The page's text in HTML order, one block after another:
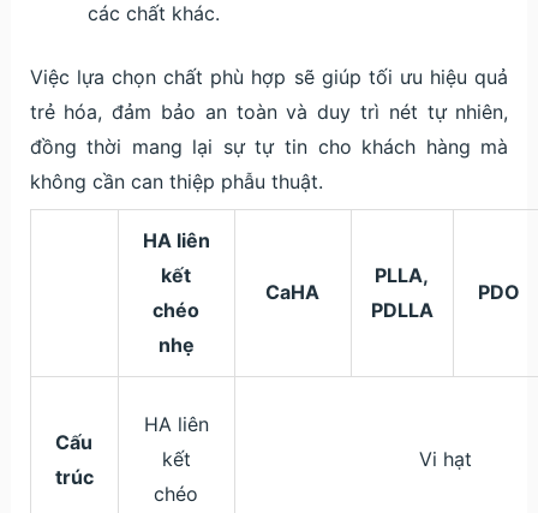
các chất khác.
Việc lựa chọn chất phù hợp sẽ giúp tối ưu hiệu quả
trẻ hóa, đảm bảo an toàn và duy trì nét tự nhiên,
đồng thời mang lại sự tự tin cho khách hàng mà
không cần can thiệp phẫu thuật.
HA liên
kết
chéo
nhẹ
CaHA
PLLA,
PDLLA
PDO
Cấu
trúc
HA liên
kết
chéo
Vi hạt